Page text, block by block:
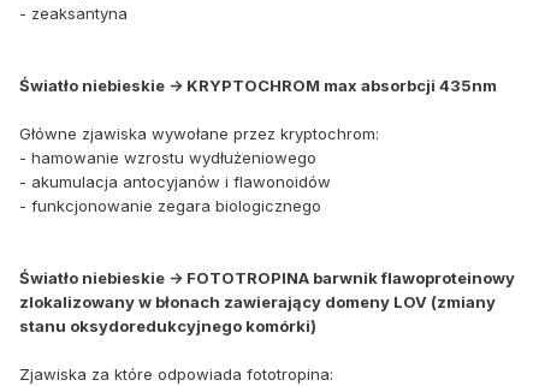
- zeaksantyna
Światło niebieskie -> KRYPTOCHROM max absorbcji 435nm
Główne zjawiska wywołane przez kryptochrom:
- hamowanie wzrostu wydłużeniowego
- akumulacja antocyjanów i flawonoidów
- funkcjonowanie zegara biologicznego
Światło niebieskie -> FOTOTROPINA barwnik flawoproteinowy
zlokalizowany w błonach zawierający domeny LOV (zmiany
stanu oksydoredukcyjnego komórki)
Zjawiska za które odpowiada fototropina: